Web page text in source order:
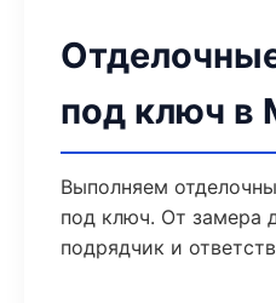
под ключ в
Выполняем
под ключ. От замера
подрядчик и